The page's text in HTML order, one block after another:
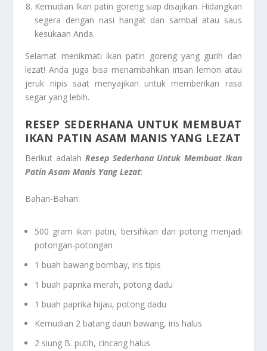
Kemudian Ikan patin goreng siap disajikan. Hidangkan
segera dengan nasi hangat dan sambal atau saus
kesukaan Anda.
Selamat menikmati ikan patin goreng yang gurih dan
lezat! Anda juga bisa menambahkan irisan lemon atau
jeruk nipis saat menyajikan untuk memberikan rasa
segar yang lebih.
RESEP SEDERHANA UNTUK MEMBUAT
IKAN PATIN ASAM MANIS YANG LEZAT
Berikut adalah Resep Sederhana Untuk Membuat Ikan
Patin Asam Manis Yang Lezat:
Bahan-Bahan:
500 gram ikan patin, bersihkan dan potong menjadi
potongan-potongan
1 buah bawang bombay, iris tipis
1 buah paprika merah, potong dadu
1 buah paprika hijau, potong dadu
Kemudian 2 batang daun bawang, iris halus
2 siung B. putih, cincang halus